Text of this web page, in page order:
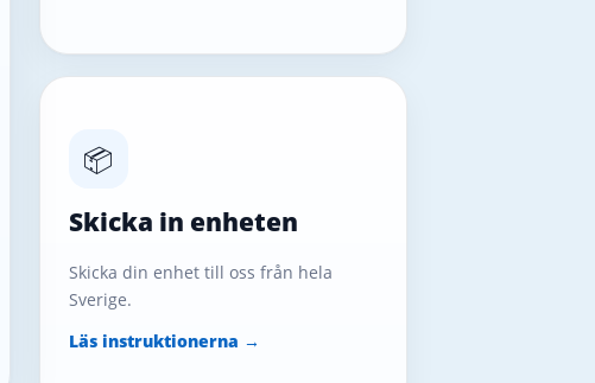
📦
Skicka in enheten
Skicka din enhet till oss från hela
Sverige.
Läs instruktionerna →